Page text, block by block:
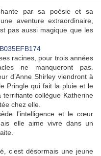
par sa poésie et sa
aventure extraordinaire,
pas aussi magique que les
racines, pour trois années
ne manqueront pas.
d’Anne Shirley viendront à
Pringle qui fait la pluie et le
collègue Katherine
chez elle.
l’intelligence et le cœur
elle aime vivre dans un
c’est désormais une jeune